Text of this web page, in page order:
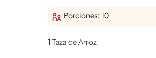
Porciones: 10
1 Taza de Arroz